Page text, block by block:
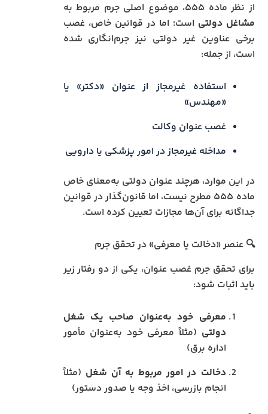
از نظر ماده ۵۵۵، موضوع اصلی جرم مربوط به
مشاغل دولتی است؛ اما در قوانین خاص، غصب
برخی عناوین غیر دولتی نیز جرم‌انگاری شده
است، از جمله:
استفاده غیرمجاز از عنوان «دکتر» یا
«مهندس»
غصب عنوان وکالت
مداخله غیرمجاز در امور پزشکی یا دارویی
در این موارد، هرچند عنوان دولتی به‌معنای خاص
ماده ۵۵۵ مطرح نیست، اما قانون‌گذار در قوانین
جداگانه برای آن‌ها مجازات تعیین کرده است.
🔍 عنصر «دخالت یا معرفی» در تحقق جرم
برای تحقق جرم غصب عنوان، یکی از دو رفتار زیر
باید اثبات شود:
معرفی خود به‌عنوان صاحب یک شغل
دولتی (مثلاً معرفی خود به‌عنوان مأمور
اداره برق)
دخالت در امور مربوط به آن شغل (مثلاً
انجام بازرسی، اخذ وجه یا صدور دستور)